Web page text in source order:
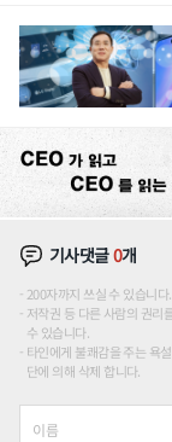
기사댓글0개
200자까지 쓰실 수 있습니
저작권 등 다른 사람의 권리
수 있습니다.
타인에게 불쾌감을 주는 욕
단에 의해 삭제 합니다.